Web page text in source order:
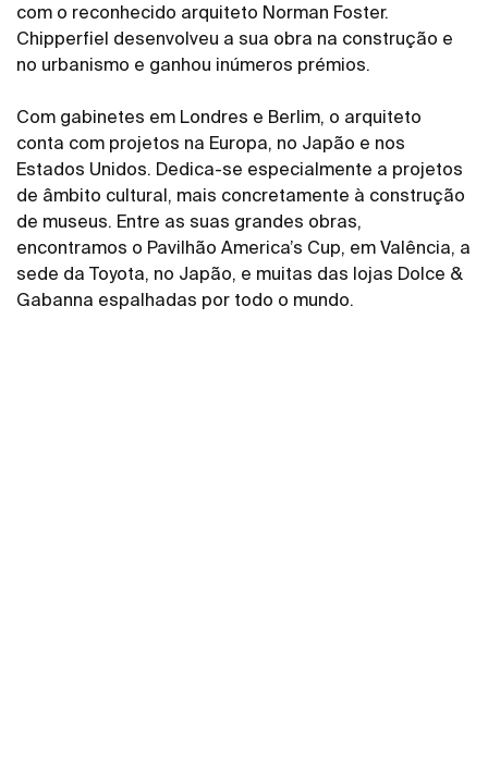
com o reconhecido arquiteto Norman Foster.
Chipperfiel desenvolveu a sua obra na construção e
no urbanismo e ganhou inúmeros prémios.
Com gabinetes em Londres e Berlim, o arquiteto
conta com projetos na Europa, no Japão e nos
Estados Unidos. Dedica-se especialmente a projetos
de âmbito cultural, mais concretamente à construção
de museus. Entre as suas grandes obras,
encontramos o Pavilhão America’s Cup, em Valência, a
sede da Toyota, no Japão, e muitas das lojas Dolce &
Gabanna espalhadas por todo o mundo.